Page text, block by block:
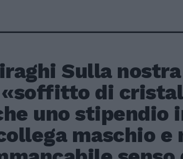
Sulla
«soffitto di
uno stipendio
maschio e